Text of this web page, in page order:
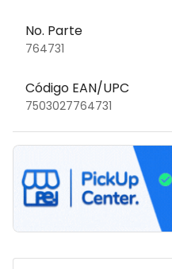
No. Parte
764731
Código EAN/UPC
7503027764731